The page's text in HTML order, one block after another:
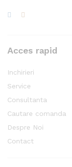
Acces rapid
Inchirieri
Service
Consultanta
Cautare comanda
Despre Noi
Contact